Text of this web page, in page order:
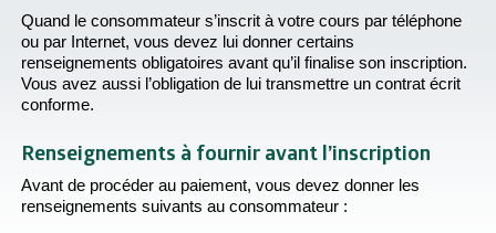
Quand le consommateur s’inscrit à votre cours par téléphone
ou par Internet, vous devez lui donner certains
renseignements obligatoires avant qu’il finalise son inscription.
Vous avez aussi l’obligation de lui transmettre un contrat écrit
conforme.
Renseignements à fournir avant l’inscription
Avant de procéder au paiement, vous devez donner les
renseignements suivants au consommateur :